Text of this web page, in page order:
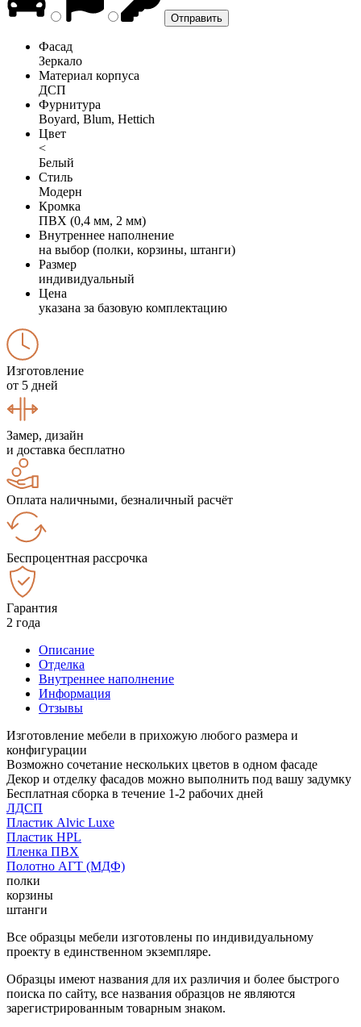
Фасад
Зеркало
Материал корпуса
ДСП
Фурнитура
Boyard, Blum, Hettich
Цвет
<
Белый
Стиль
Модерн
Кромка
ПВХ (0,4 мм, 2 мм)
Внутреннее наполнение
на выбор (полки, корзины, штанги)
Размер
индивидуальный
Цена
указана за базовую комплектацию
Изготовление
от 5 дней
Замер, дизайн
и доставка бесплатно
Оплата наличными, безналичный расчёт
Беспроцентная рассрочка
Гарантия
2 года
Описание
Отделка
Внутреннее наполнение
Информация
Отзывы
Изготовление мебели в прихожую любого размера и
конфигурации
Возможно сочетание нескольких цветов в одном фасаде
Декор и отделку фасадов можно выполнить под вашу задумку
Бесплатная сборка в течение 1-2 рабочих дней
ЛДСП
Пластик Alvic Luxe
Пластик HPL
Пленка ПВХ
Полотно АГТ (МДФ)
полки
корзины
штанги
Все образцы мебели изготовлены по индивидуальному
проекту в единственном экземпляре.
Образцы имеют названия для их различия и более быстрого
поиска по сайту, все названия образцов не являются
зарегистрированным товарным знаком.